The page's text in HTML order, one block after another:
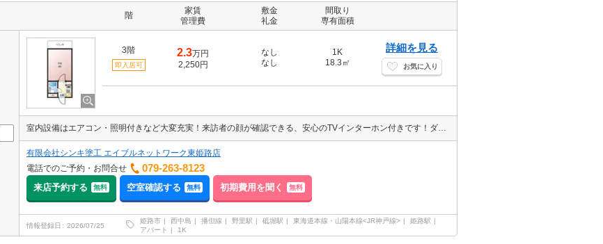
階
家賃
管理費
敷金
礼金
間取り
専有面積
3階
即入居可
2.3万円
2,250円
なし
なし
1K
18.3㎡
詳細を見る
お気に入り
室内設備はエアコン・照明付きなど大変充実！来訪者の顔が確認できる、安心のTVインターホン付きです！ダニなども気にならないフローリングの快適な物件です！一口コンロが付いている物件です！今引っ越しをお考えの方におすすめなのが、こちらのアパートです！防犯カメラ付きの物件なので安全性に期待できます！
有限会社シンキ塗工 エイブルネットワーク東姫路店
電話でのご予約・お問合せ
079-263-8123
来店予約する 無料 空室確認する 無料 初期費用を聞く 無料
情報登録日 2026/07/25
姫路市 西中島 播但線 野里駅 砥堀駅 東海道本線・山陽本線<JR神戸線>
姫路駅
アパート
1K